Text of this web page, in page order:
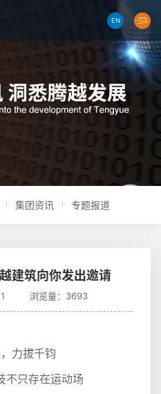
EN
集团资讯 专题报道
建筑向你发出邀请
11 浏览量：3693
力拔千钧
不只存在运动场